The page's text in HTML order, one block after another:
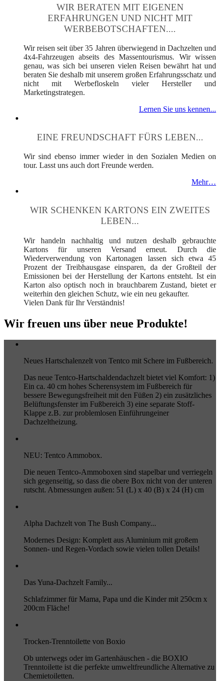
WIR BERATEN MIT EIGENEN
ERFAHRUNGEN UND NICHT MIT
WERBEBOTSCHAFTEN....
Wir reisen seit über 35 Jahren überwiegend in Dachzelten und
4x4-Fahrzeugen abseits des Massentourismus. Wir wissen
genau, was sich bei unseren vielen Reisen bewährt hat und
beraten Sie deshalb mit unserem großen Erfahrungsschatz und
nicht mit Werbefloskeln vieler Hersteller und
Marketingstrategen.
Lernen Sie uns kennen...
EINE FREUNDSCHAFT FÜRS LEBEN...
Wir sind ebenso immer wieder in den Sozialen Medien on
tour. Lasst uns auch dort Freunde werden.
Mehr…
WIR SCHENKEN KARTONS EIN ZWEITES
LEBEN...
Wir handeln nachhaltig und nutzen deshalb gebrauchte
Kartons für unseren Versand erneut. Durch die
Wiederverwendung von Kartonagen lassen sich etwa 45
Prozent der Treibhausgase einsparen, da der Großteil der
Emissionen bei der Herstellung der Kartons entsteht. Ist ein
Karton also optisch noch in brauchbarem Zustand, bietet er
weiterhin den gleichen Schutz, wie ein neu gekaufter.
Vielen Dank für Ihr Verständnis!
Wir freuen uns über neue Produkte!
Neues Hartschalenzelt von Tentco mit Schere im Fußbereich.
Das neue Tentco-Hartschaldendachzelt bietet viel Komfort: 1)
Ein ca. 40 cm hohes Scherensystem im Fußbereich für
bessere Bewegungsfreiheit mit den Füßen 2) ein zusätzliches
Belüftungsfenster im Fußbereich 3) eine separate Stoff-
Klappe z.B. zur problemlosen Einführungeiner
Dachzeltheizung.
NEU: Tentco Ammobox.
Die neuen Tentco-Ammoboxen sind stapelbar und verriegeln
sich gegenseitig, so dass die obere Box nicht von der unteren
rutscht. Abmessungen außen: 51 (L) x 40 (B) x 24 (H) cm
Alpha Dachzelt von The Bush Company...
Modernes Design: Komplett aus Aluminium mit großem
Sonnen- und Regen-Vordach sowie vielen tollen Details!
Das Yuna-Dachzelt Family...
Schlafzimmer für Mama, Papa und die Kinder mit 250cm x
200cm Fläche!
Trocken-Trenntoilette von Boxio
Ob unterwegs oder im Gartenhäuschen - die BOXIO
Trenntoilette ist die perfekte umweltfreundliche Alternative zu
Chemietoiletten.